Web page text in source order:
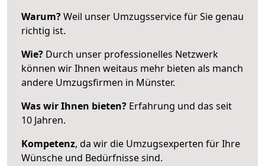
Warum?Weil unser Umzugsservice für Sie genau
richtig ist.
Wie? Durch unser professionelles Netzwerk
können wir Ihnen weitaus mehr bieten als manch
andere Umzugsfirmen in Münster.
Was wir Ihnen bieten? Erfahrung und das seit
10 Jahren.
Kompetenz, da wir die Umzugsexperten für Ihre
Wünsche und Bedürfnisse sind.